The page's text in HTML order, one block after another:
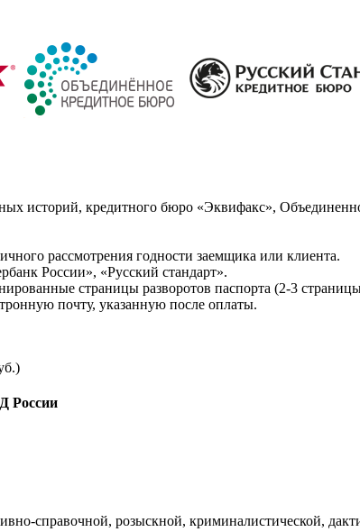
историй, кредитного бюро «Эквифакс»,
рассмотрения годности заемщика или клиента.
России», «Русский стандарт».
страницы разворотов паспорта (2-3
почту, указанную после оплаты.
России
справочной, розыскной, криминалистической,